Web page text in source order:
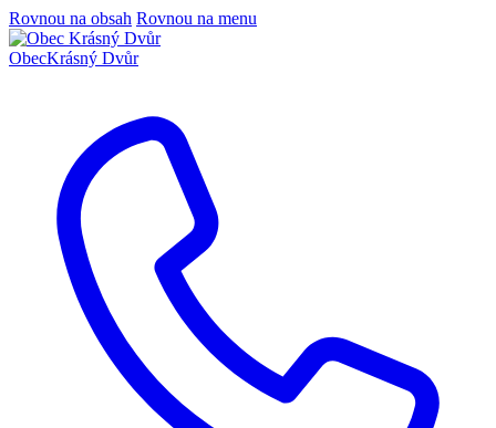
Rovnou na obsah Rovnou na menu
ObecKrásný Dvůr